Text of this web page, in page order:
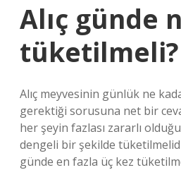
Alıç günde
tüketilmeli?
Alıç meyvesinin günlük ne
gerektiği sorusuna net bir
her şeyin fazlası zararlı
dengeli bir şekilde
günde en fazla üç kez